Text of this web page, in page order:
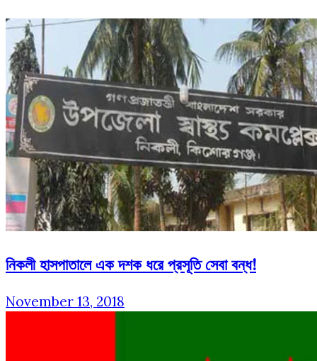
নিকলী হাসপাতালে এক দশক ধরে প্রসূতি সেবা বন্ধ!
November 13, 2018